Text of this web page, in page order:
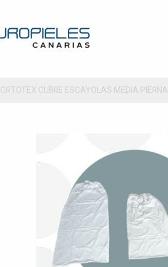
ORTOTEX CUBRE ESCAYOLAS MEDIA PIERNA